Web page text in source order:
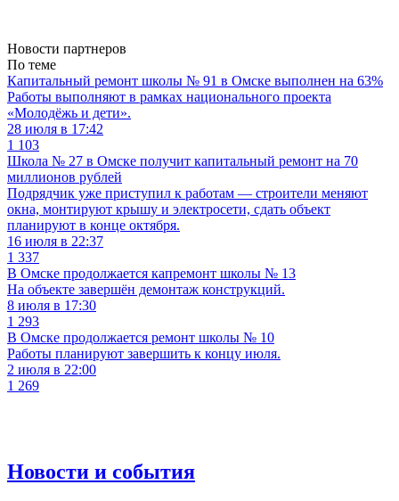
Новости партнеров
По теме
Капитальный ремонт школы № 91 в Омске выполнен на 63%
Работы выполняют в рамках национального проекта
«Молодёжь и дети».
28 июля в 17:42
1 103
Школа № 27 в Омске получит капитальный ремонт на 70
миллионов рублей
Подрядчик уже приступил к работам — строители меняют
окна, монтируют крышу и электросети, сдать объект
планируют в конце октября.
16 июля в 22:37
1 337
В Омске продолжается капремонт школы № 13
На объекте завершён демонтаж конструкций.
8 июля в 17:30
1 293
В Омске продолжается ремонт школы № 10
Работы планируют завершить к концу июля.
2 июля в 22:00
1 269
Новости и события